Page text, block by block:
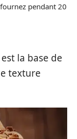
pendant 20
la base de
texture